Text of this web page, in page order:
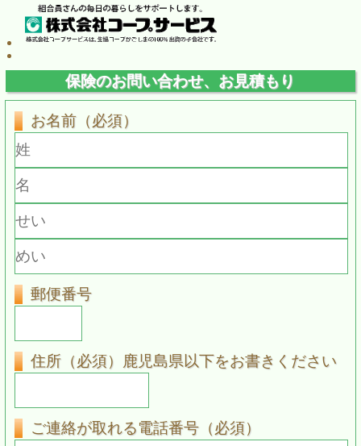
保険のお問い合わせ、お見積もり
お名前（必須）
郵便番号
住所（必須）鹿児島県以下をお書きください
ご連絡が取れる電話番号（必須）